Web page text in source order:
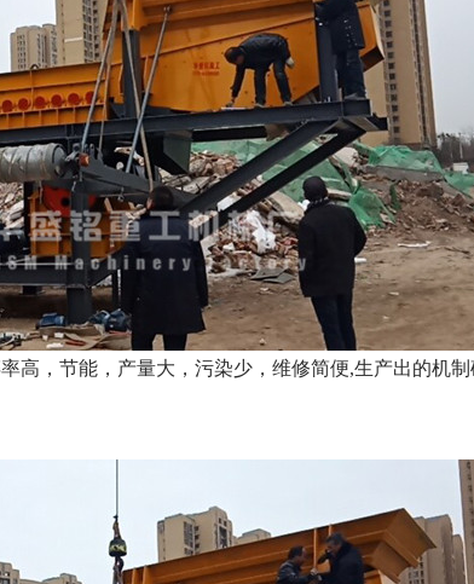
，节能，产量大，污染少，维修简便,生产出的机制